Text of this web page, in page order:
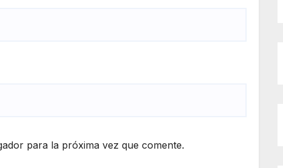
para la próxima vez que comente.